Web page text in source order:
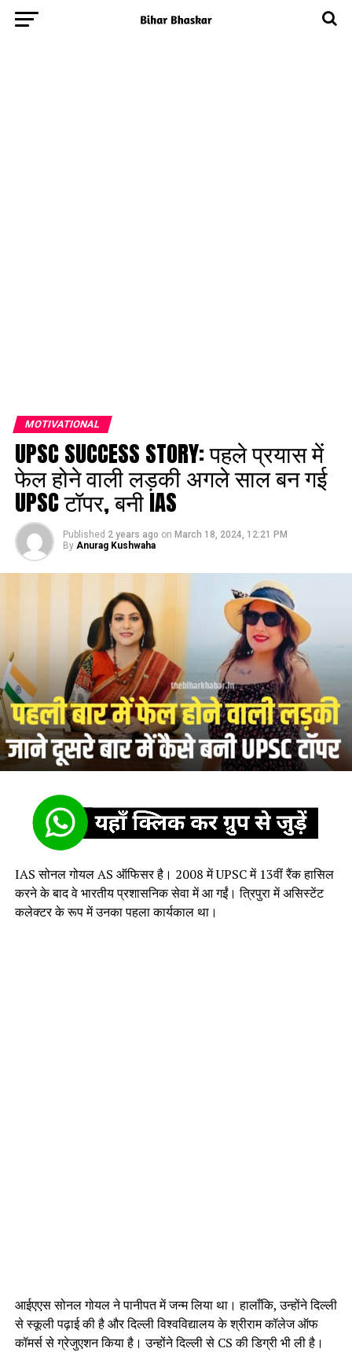
MOTIVATIONAL
UPSC SUCCESS STORY: पहले प्रयास में
फेल होने वाली लड़की अगले साल बन गई
UPSC टॉपर, बनी IAS
Published 2 years ago on March 18, 2024, 12:21 PM
By Anurag Kushwaha
IAS सोनल गोयल AS ऑफिसर है। 2008 में UPSC में 13वीं रैंक हासिल
करने के बाद वे भारतीय प्रशासनिक सेवा में आ गईं। त्रिपुरा में असिस्टेंट
कलेक्टर के रूप में उनका पहला कार्यकाल था।
आईएएस सोनल गोयल ने पानीपत में जन्म लिया था। हालाँकि, उन्होंने दिल्ली
से स्कूली पढ़ाई की है और दिल्ली विश्वविद्यालय के श्रीराम कॉलेज ऑफ
कॉमर्स से ग्रेजुएशन किया है। उन्होंने दिल्ली से CS की डिग्री भी ली है।